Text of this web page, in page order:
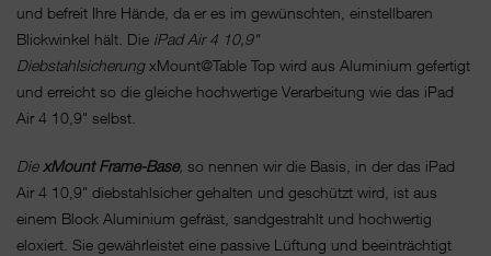
und befreit Ihre Hände, da er es im gewünschten, einstellbaren
Blickwinkel hält. Die iPad Air 4 10,9"
DiebstahlsicherungxMount@Table Top wird aus Aluminium gefertigt
und erreicht so die gleiche hochwertige Verarbeitung wie das iPad
Air 4 10,9" selbst.
Die xMount Frame-Base, so nennen wir die Basis, in der das iPad
Air 4 10,9" diebstahlsicher gehalten und geschützt wird, ist aus
einem Block Aluminium gefräst, sandgestrahlt und hochwertig
eloxiert. Sie gewährleistet eine passive Lüftung und beeinträchtigt